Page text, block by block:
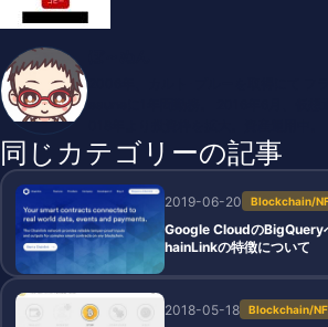
同じカテゴリーの記事
2019-06-20 Blockchain/
Google CloudのBigQuery
hainLinkの特徴について
2018-05-18 Blockchain/